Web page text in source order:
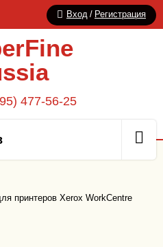
Вход / Регистрация
477-56-25
принтеров Xerox WorkCentre